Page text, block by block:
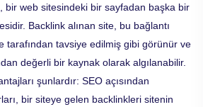
bir web sitesindeki bir sayfadan başka bir
Backlink alınan site, bu bağlantı
tarafından tavsiye edilmiş gibi görünür ve
değerli bir kaynak olarak algılanabilir.
şunlardır: SEO açısından
bir siteye gelen backlinkleri sitenin